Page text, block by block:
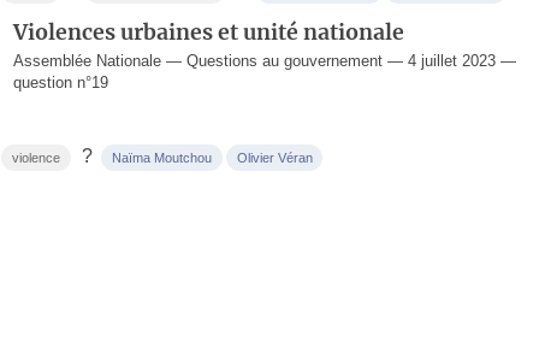
Violences urbaines et unité nationale
Assemblée Nationale — Questions au gouvernement — 4 juillet 2023 —
question n°19
violence ? Naïma Moutchou Olivier Véran